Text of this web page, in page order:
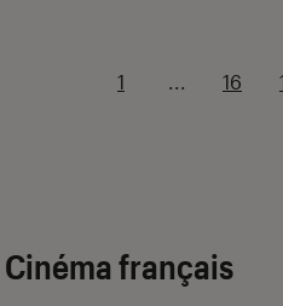
1 ... 16
Cinéma français